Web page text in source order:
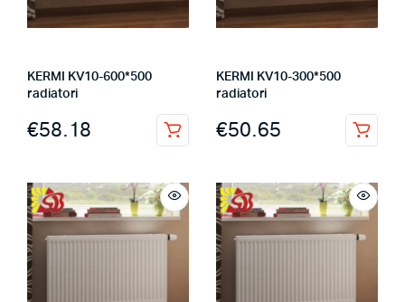
KERMI KV10-600*500
radiatori
€58.18
KERMI KV10-300*500
radiatori
€50.65